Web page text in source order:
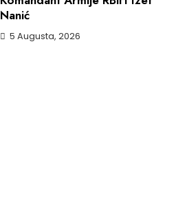
Nanić
5 Augusta, 2026